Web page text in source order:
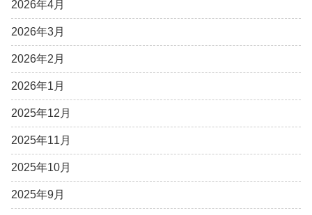
2026年4月
2026年3月
2026年2月
2026年1月
2025年12月
2025年11月
2025年10月
2025年9月